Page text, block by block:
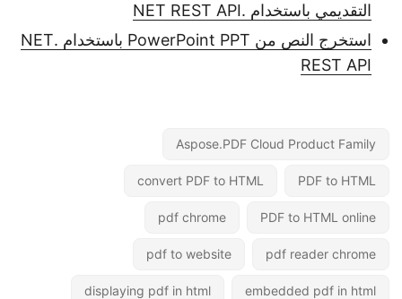
التقديمي باستخدام .NET REST API
استخرج النص من PowerPoint PPT باستخدام .NET
REST API
Aspose.PDF Cloud Product Family
PDF to HTML
convert PDF to HTML
PDF to HTML online
pdf chrome
pdf reader chrome
pdf to website
embedded pdf in html
displaying pdf in html